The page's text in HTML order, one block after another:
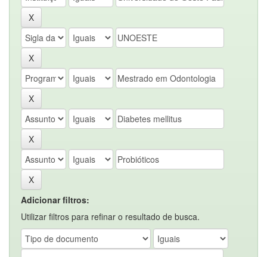
Adicionar filtros:
Utilizar filtros para refinar o resultado de busca.